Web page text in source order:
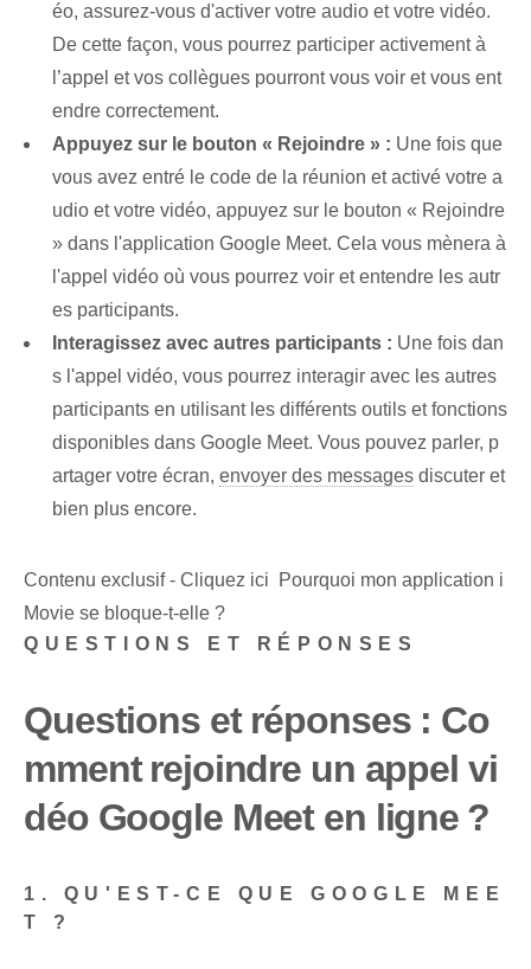
éo, assurez-vous d'activer votre audio et votre vidéo.
De cette façon, vous pourrez participer activement à
l’appel et vos collègues pourront vous voir et vous ent
endre correctement.
Appuyez sur le bouton « Rejoindre » : ​Une fois que
vous avez entré le code de la réunion et activé votre a
udio et votre vidéo, appuyez sur le bouton « Rejoindre
» dans l'application Google Meet. Cela vous mènera à
l'appel vidéo où vous pourrez voir et entendre les autr
es participants.
Interagissez ⁤avec ⁤autres participants : Une fois dan
s l'appel vidéo, vous pourrez interagir avec les autres
participants en utilisant les différents outils et fonctions
disponibles dans Google Meet. Vous pouvez parler, p
artager votre écran, envoyer des messages discuter et
bien plus encore.
Contenu exclusif - Cliquez ici Pourquoi mon application i
Movie se bloque-t-elle ?
QUESTIONS ET RÉPONSES
Questions et réponses : Co
mment ⁤rejoindre un appel vi
déo Google Meet en ligne⁤ ?
1. QU'EST-CE QUE GOOGLE MEE
T ?